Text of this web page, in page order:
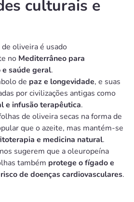
culturais e
oliveira é usado
no Mediterrâneo para
saúde geral.
de paz e longevidade, e suas
por civilizações antigas como
e infusão terapêutica.
de oliveira secas na forma de
que o azeite, mas mantém-se
e medicina natural.
sugerem que a oleuropeína
também protege o fígado e
de doenças cardiovasculares.